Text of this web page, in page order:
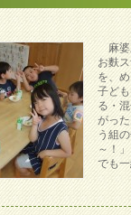
麻婆
お麩
を、
子ど
る・
がっ
う組
～！
でも